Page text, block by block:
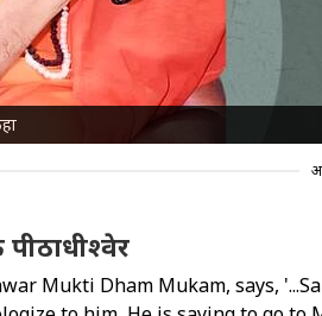
कहा कि उससे माफ़ी मांगो, वह
को मारा और उसके बेटे को सज़ा हुई।
Mukti Dham Mukam, says,